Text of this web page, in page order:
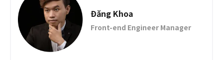
Đăng Khoa
Front-end Engineer Manager